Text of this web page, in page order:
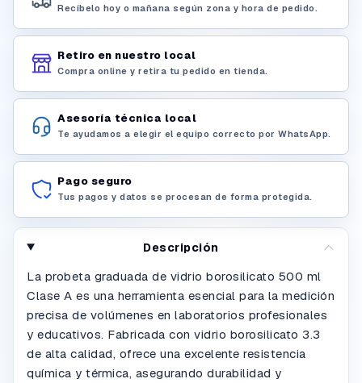
Recíbelo hoy o mañana según zona y hora de pedido.
Retiro en nuestro local
Compra online y retira tu pedido en tienda.
Asesoría técnica local
Te ayudamos a elegir el equipo correcto por WhatsApp.
Pago seguro
Tus pagos y datos se procesan de forma protegida.
Descripción
La probeta graduada de vidrio borosilicato 500 ml
Clase A es una herramienta esencial para la medición
precisa de volúmenes en laboratorios profesionales
y educativos. Fabricada con vidrio borosilicato 3.3
de alta calidad, ofrece una excelente resistencia
química y térmica, asegurando durabilidad y